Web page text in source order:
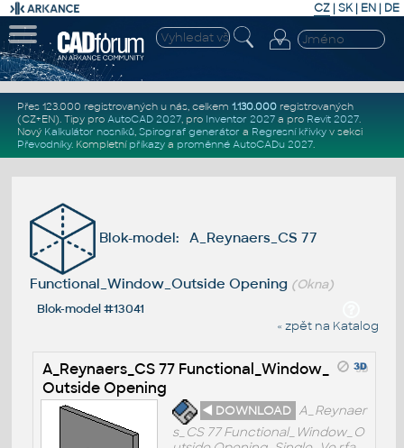
CZ | SK| EN | DE
Přes 123.000 registrovaných u nás, celkem 1.130.000registrovaných
(CZ+EN). Tipy pro AutoCAD 2027, pro Inventor 2027a pro Revit 2027.
Nový Kalkulátor nosníků, Spirograf generátor a Regresní křivkyv sekci
Převodníky. Kompletní příkazya proměnné AutoCADu 2027.
Blok-model: A_Reynaers_CS 77
Functional_Window_Outside Opening (Okna)
Blok-model #13041
« zpět na Katalog
A_Reynaers_CS 77 Functional_Window_
Outside Opening
◄ DOWNLOAD A_Reynaer
s_CS 77 Functional_Window_O